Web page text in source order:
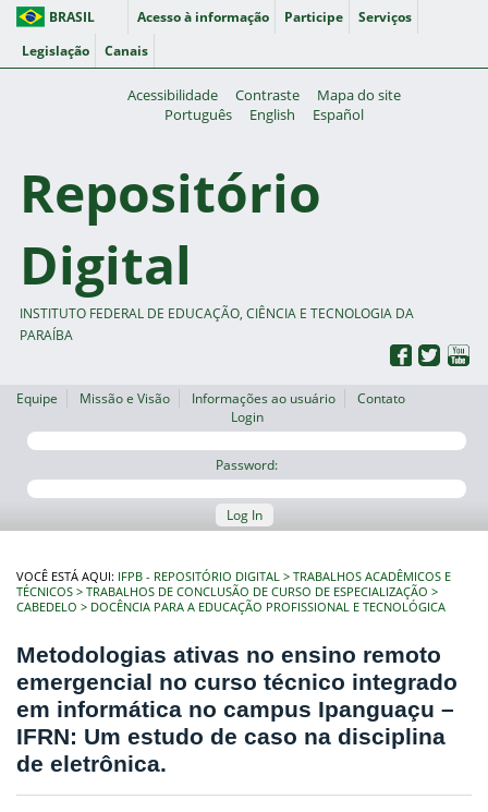
BRASIL Acesso à informação Participe
Serviços
Legislação
Canais
Acessibilidade Contraste
Mapa do site
Português
English Español
Repositório
Digital
INSTITUTO FEDERAL DE EDUCAÇÃO, CIÊNCIA E TECNOLOGIA DA
PARAÍBA
Equipe Missão e Visão Informações ao usuário
Contato
Login
Password:
Log In
VOCÊ ESTÁ AQUI: IFPB - REPOSITÓRIO DIGITAL
TRABALHOS ACADÊMICOS E
TÉCNICOS
TRABALHOS DE CONCLUSÃO DE CURSO DE ESPECIALIZAÇÃO
CABEDELO
DOCÊNCIA PARA A EDUCAÇÃO PROFISSIONAL E TECNOLÓGICA
Metodologias ativas no ensino remoto
emergencial no curso técnico integrado
em informática no campus Ipanguaçu –
IFRN: Um estudo de caso na disciplina
de eletrônica.